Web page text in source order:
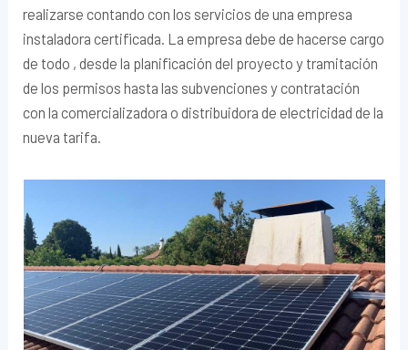
realizarse contando con los servicios de una empresa
instaladora certificada. La empresa debe de hacerse cargo
de todo , desde la planificación del proyecto y tramitación
de los permisos hasta las subvenciones y contratación
con la comercializadora o distribuidora de electricidad de la
nueva tarifa.